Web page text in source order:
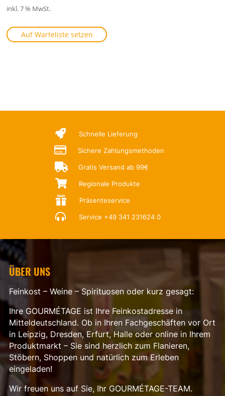
inkl. 7 % MwSt.
Auf Warteliste setzen
 Schnelle Lieferung
 Sichere Zahlungsmethoden
 Gratis Versand ab 99€
 Regionale Produkte
 Präsenteservice
 Service +49 341 231624 0
ÜBER UNS
Feinkost – Weine – Spirituosen oder kurz gesagt:
Ihre GOURMÉTAGE ist Ihre Feinkostadresse in
Mitteldeutschland. Ob in Ihren Fachgeschäften vor Ort
in Leipzig, Dresden, Erfurt, Halle oder online in Ihrem
Produktmarkt – Sie sind herzlich zum Flanieren,
Stöbern, Shoppen und natürlich zum Erleben
eingeladen!
Wir freuen uns auf Sie, Ihr GOURMÉTAGE-TEAM.